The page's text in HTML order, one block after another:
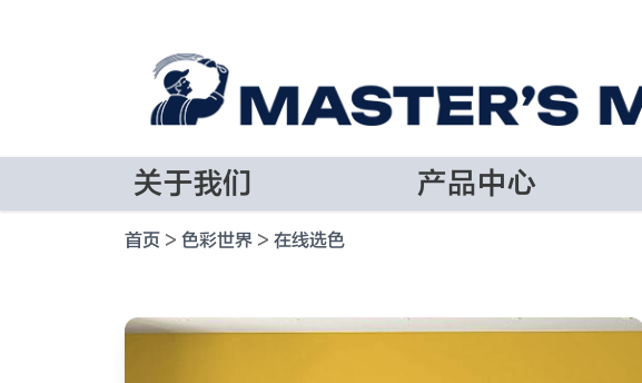
关于我们 产品中心
首页 > 色彩世界 > 在线选色